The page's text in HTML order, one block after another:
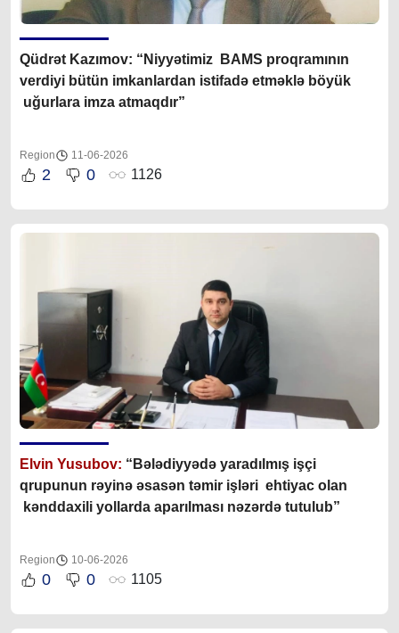
Qüdrət Kazımov: “Niyyətimiz BAMS proqramının
verdiyi bütün imkanlardan istifadə etməklə böyük
uğurlara imza atmaqdır”
Region 11-06-2026
2 0 1126
Elvin Yusubov: “Bələdiyyədə yaradılmış işçi
qrupunun rəyinə əsasən təmir işləri ehtiyac olan
kənddaxili yollarda aparılması nəzərdə tutulub”
Region 10-06-2026
0 0 1105